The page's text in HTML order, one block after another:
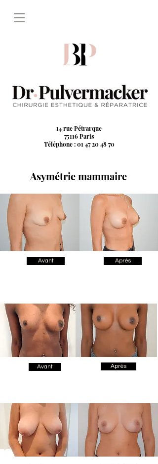
14 rue Pétrarque
75116 Paris
Téléphone : 01 47 20 48 70
Asymétrie mammaire
Avant Après
Avant Après